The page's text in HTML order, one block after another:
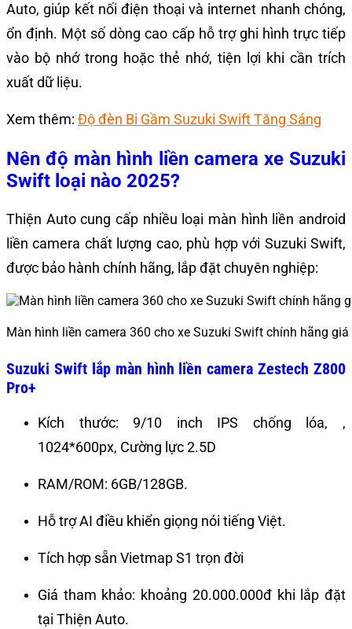
Auto, giúp kết nối điện thoại và internet nhanh chóng,
ổn định. Một số dòng cao cấp hỗ trợ ghi hình trực tiếp
vào bộ nhớ trong hoặc thẻ nhớ, tiện lợi khi cần trích
xuất dữ liệu.
Xem thêm: Độ đèn Bi Gầm Suzuki Swift Tăng Sáng
Nên độ màn hình liền camera xe Suzuki
Swift loại nào 2025?
Thiện Auto cung cấp nhiều loại màn hình liền android
liền camera chất lượng cao, phù hợp với Suzuki Swift,
được bảo hành chính hãng, lắp đặt chuyên nghiệp:
Màn hình liền camera 360 cho xe Suzuki Swift chính hãng
Suzuki Swift lắp màn hình liền camera Zestech Z800
Pro+
Kích thước: 9/10 inch IPS chống lóa, ,
1024*600px, Cường lực 2.5D
RAM/ROM: 6GB/128GB.
Hỗ trợ AI điều khiển giọng nói tiếng Việt.
Tích hợp sẵn Vietmap S1 trọn đời
Giá tham khảo: khoảng 20.000.000đ khi lắp đặt
tại Thiện Auto.